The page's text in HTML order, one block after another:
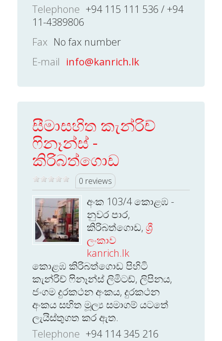
Telephone +94 115 111 536 / +94
11-4389806
Fax No fax number
E-mail info@kanrich.lk
සීමාසහිත කැන්රිච්
ෆිනෑන්ස් -
කිරිබත්ගොඩ
0 reviews
අංක 103/4 කොළඹ -
නුවර පාර,
කිරිබත්ගොඩ, ශ්‍රී
ලංකාව
kanrich.lk
කොළඹ කිරිබත්ගොඩ පිහිටි
කැන්රිච් ෆිනෑන්ස් ලිමිටඩ්, ලිපිනය,
ජංගම දුරකථන අංකය, දුරකථන
අංකය සහිත මූල්‍ය සමාගම් යටතේ
ලැයිස්තුගත කර ඇත.
Telephone +94 114 345 216